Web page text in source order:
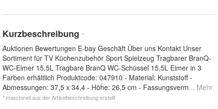
Kurzbeschreibung *
Auktionen Bewertungen E-bay Geschäft Über uns Kontakt Unser
Sortiment für TV Küchenzubehör Sport Spielzeug Tragbarer BranQ-
WC-Eimer 15,5L Tragbare BranQ WC-Schüssel 15,5L Eimer in 3
Farben erhältlich Produktcode: 047910 - Material: Kunststoff -
Abmessungen: 37,5 x 34,4 - Höhe: 26,5 cm - Fassungsverm... Mehr
* maschinell aus der Artikelbeschreibung erstellt